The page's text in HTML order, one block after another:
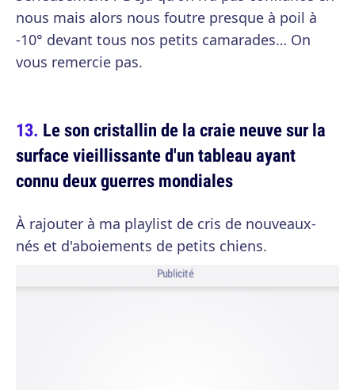
nous mais alors nous foutre presque à poil à
-10° devant tous nos petits camarades… On
vous remercie pas.
Le son cristallin de la craie neuve sur la
surface vieillissante d'un tableau ayant
connu deux guerres mondiales
À rajouter à ma playlist de cris de nouveaux-
nés et d'aboiements de petits chiens.
Publicité